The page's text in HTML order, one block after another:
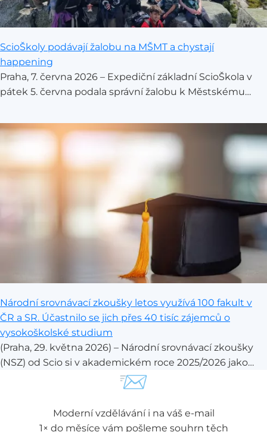
ScioŠkoly podávají žalobu na MŠMT a chystají
happening
Praha, 7. června 2026 – Expediční základní ScioŠkola v
pátek 5. června podala správní žalobu k Městskému
školství (MŠMT), které ze dne na den stoplo běžící
pokusné ověřování kombinované výuky. Pro školu s
propojuje online výuku s expedicemi, to znamená
ukončení provozu již k 30. červnu letošního roku.
ScioŠkola proto rovněž žádá soud o přiznání
odkladného účinku a chystá další kroky.
Národní srovnávací zkoušky letos využívá 100 fakult v
ČR a SR. Účastnilo se jich přes 40 tisíc zájemců o
vysokoškolské studium
(Praha, 29. května 2026) – Národní srovnávací zkoušky
(NSZ) od Scio si v akademickém roce 2025/2026 jako
součást přijímacího řízení vybrala stovka fakult v České
republice a na Slovensku. Zkoušek se podle
předběžných dat zúčastnilo přes 40 tisíc uchazečů.
Společnost Scio, která NSZ pořádá, zveřejňuje souhrn
📨
Moderní vzdělávání i na váš e-mail
1× do měsíce vám pošleme souhrn těch